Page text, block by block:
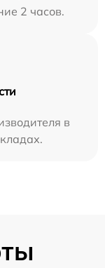
2 часов.
в